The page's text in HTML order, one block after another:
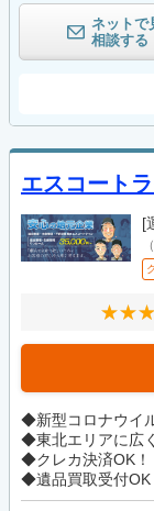
ネットで
相談する
エスコート
[
◆新型コロナウイ
◆東北エリアに広
◆クレカ決済OK！
◆遺品買取受付OK